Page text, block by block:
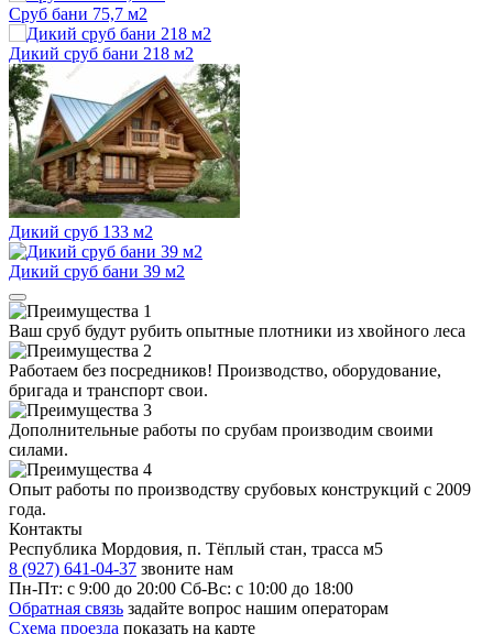
Сруб бани 75,7 м2
Дикий сруб бани 218 м2
Дикий сруб 133 м2
Дикий сруб бани 39 м2
Ваш сруб будут рубить опытные плотники из хвойного леса
Работаем без посредников! Производство, оборудование,
бригада и транспорт свои.
Дополнительные работы по срубам производим своими
силами.
Опыт работы по производству срубовых конструкций с 2009
года.
Контакты
Республика Мордовия, п. Тёплый стан, трасса м5
8 (927) 641-04-37 звоните нам
Пн-Пт: с 9:00 до 20:00 Сб-Вс: с 10:00 до 18:00
Обратная связь задайте вопрос нашим операторам
Схема проезда показать на карте